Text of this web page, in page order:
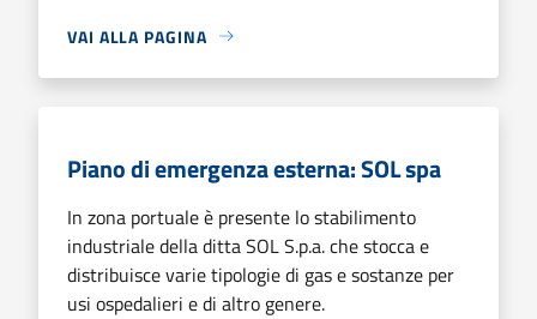
VAI ALLA PAGINA
Piano di emergenza esterna: SOL spa
In zona portuale è presente lo stabilimento
industriale della ditta SOL S.p.a. che stocca e
distribuisce varie tipologie di gas e sostanze per
usi ospedalieri e di altro genere.